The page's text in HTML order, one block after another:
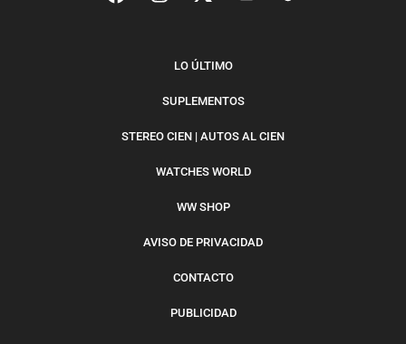
LO ÚLTIMO
SUPLEMENTOS
STEREO CIEN | AUTOS AL CIEN
WATCHES WORLD
WW SHOP
AVISO DE PRIVACIDAD
CONTACTO
PUBLICIDAD